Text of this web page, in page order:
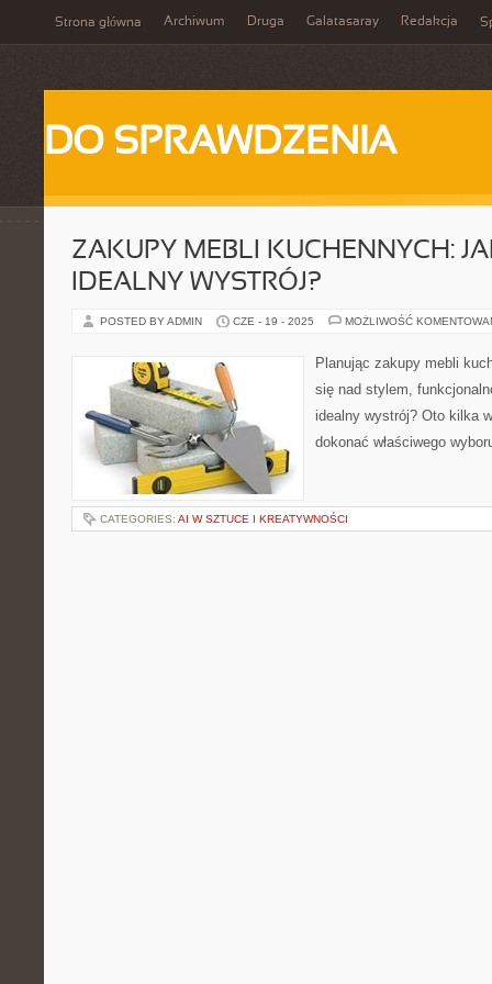
Strona główna Archiwum Druga Galatasaray Redakcja
DO SPRAWDZENIA
ZAKUPY MEBLI KUCHENNYCH:
IDEALNY WYSTRÓJ?
POSTED BY ADMIN CZE - 19 - 2025 MOŻLIWOŚĆ
Planując zakupy mebli
się nad stylem,
idealny wystrój? Oto kilka
dokonać właściwego
CATEGORIES: AI W SZTUCE I KREATYWNOŚCI